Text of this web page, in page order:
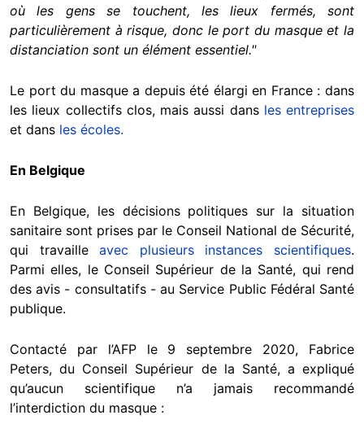
où les gens se touchent, les lieux fermés, sont
particulièrement à risque, donc le port du masque et la
distanciation sont un élément essentiel."
Le port du masque a depuis été élargi en France : dans
les lieux collectifs clos, mais aussi dans les entreprises
et dans les écoles.
En Belgique
En Belgique, les décisions politiques sur la situation
sanitaire sont prises par le Conseil National de Sécurité,
qui travailleavec plusieurs instances scientifiques.
Parmi elles, le Conseil Supérieur de la Santé, qui rend
des avis - consultatifs - au Service Public Fédéral Santé
publique.
Contacté par l’AFP le 9 septembre 2020, Fabrice
Peters, du Conseil Supérieur de la Santé, a expliqué
qu’aucun scientifique n’a jamais recommandé
l’interdiction du masque :